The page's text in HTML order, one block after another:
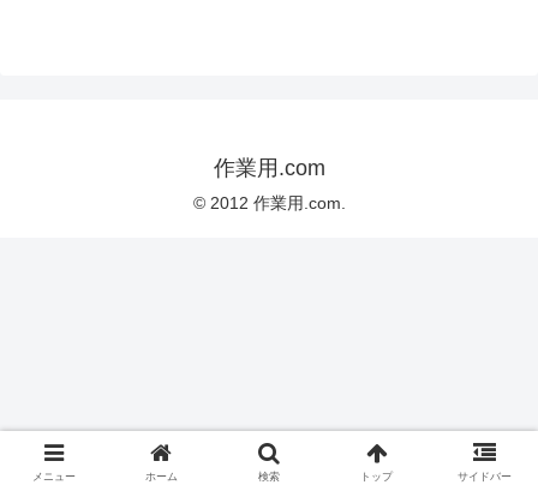
作業用.com
© 2012 作業用.com.
メニュー ホーム 検索 トップ サイドバー